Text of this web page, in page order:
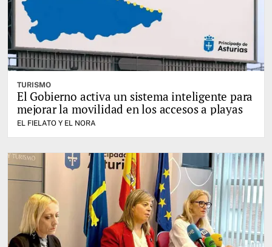
TURISMO
El Gobierno activa un sistema inteligente para
mejorar la movilidad en los accesos a playas
EL FIELATO Y EL NORA